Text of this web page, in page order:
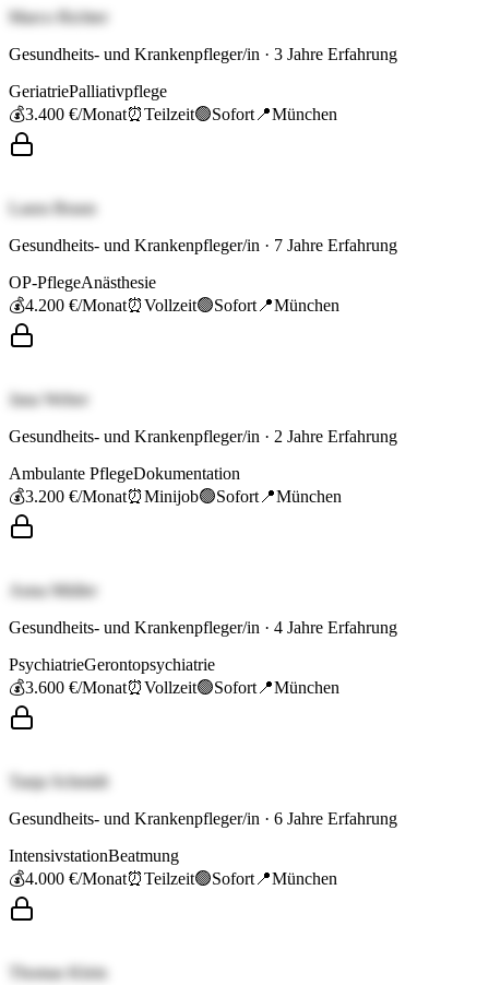
Marco Richter
Gesundheits- und Krankenpfleger/in · 3 Jahre Erfahrung
GeriatriePalliativpflege
💰3.400 €/Monat⏰Teilzeit🟢Sofort 📍München
Laura Braun
Gesundheits- und Krankenpfleger/in · 7 Jahre Erfahrung
OP-PflegeAnästhesie
💰4.200 €/Monat⏰Vollzeit🟢Sofort 📍München
Jana Weber
Gesundheits- und Krankenpfleger/in · 2 Jahre Erfahrung
Ambulante PflegeDokumentation
💰3.200 €/Monat⏰Minijob🟢Sofort 📍München
Anna Müller
Gesundheits- und Krankenpfleger/in · 4 Jahre Erfahrung
PsychiatrieGerontopsychiatrie
💰3.600 €/Monat⏰Vollzeit🟢Sofort 📍München
Tanja Schmidt
Gesundheits- und Krankenpfleger/in · 6 Jahre Erfahrung
IntensivstationBeatmung
💰4.000 €/Monat⏰Teilzeit🟢Sofort 📍München
Thomas Klein